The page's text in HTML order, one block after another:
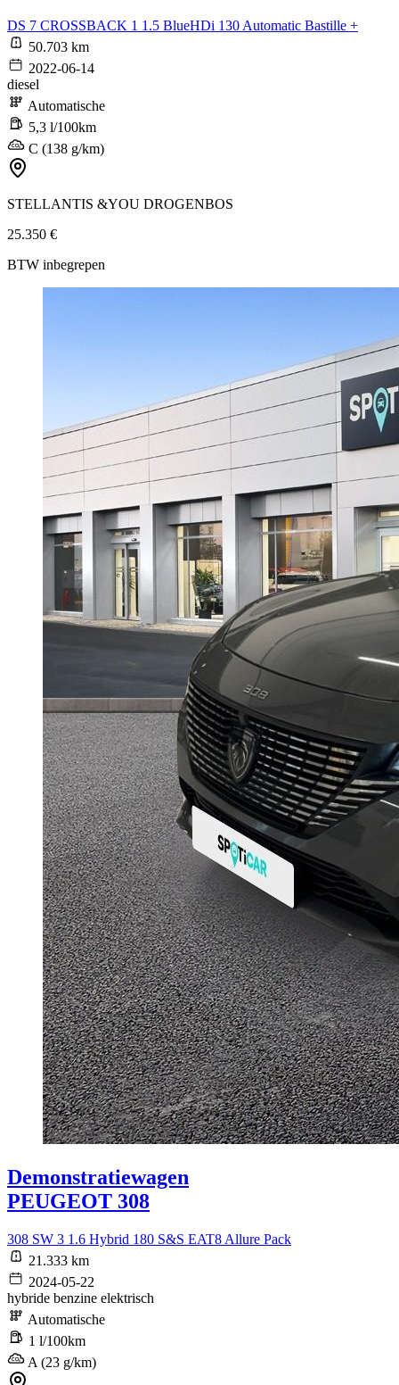
DS 7 CROSSBACK 1 1.5 BlueHDi 130 Automatic Bastille +
50.703 km
2022-06-14
diesel
Automatische
5,3 l/100km
C (138 g/km)
STELLANTIS &YOU DROGENBOS
25.350 €
BTW inbegrepen
Demonstratiewagen
PEUGEOT 308
308 SW 3 1.6 Hybrid 180 S&S EAT8 Allure Pack
21.333 km
2024-05-22
hybride benzine elektrisch
Automatische
1 l/100km
A (23 g/km)